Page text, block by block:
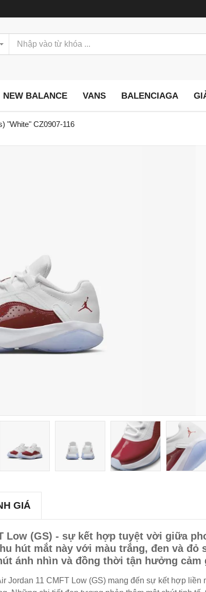
NEW BALANCE VANS BALENCIAGA
"White" CZ0907-116
GIÁ
Low (GS) - sự kết hợp tuyệt vời giữa
hút mắt này với màu trắng, đen và đỏ
ánh nhìn và đồng thời tận hưởng cảm
Jordan 11 CMFT Low (GS) mang đến sự kết hợp